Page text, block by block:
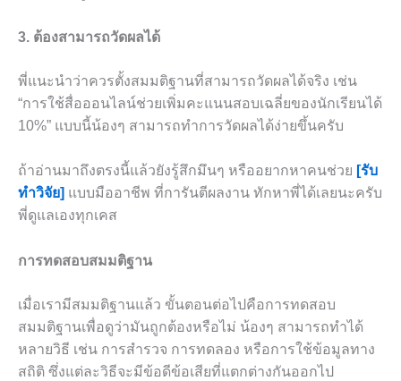
3. ต้องสามารถวัดผลได้
พี่แนะนำว่าควรตั้งสมมติฐานที่สามารถวัดผลได้จริง เช่น
“การใช้สื่อออนไลน์ช่วยเพิ่มคะแนนสอบเฉลี่ยของนักเรียนได้
10%” แบบนี้น้องๆ สามารถทำการวัดผลได้ง่ายขึ้นครับ
ถ้าอ่านมาถึงตรงนี้แล้วยังรู้สึกมึนๆ หรืออยากหาคนช่วย [รับ
ทำวิจัย] แบบมืออาชีพ ที่การันตีผลงาน ทักหาพี่ได้เลยนะครับ
พี่ดูแลเองทุกเคส
การทดสอบสมมติฐาน
เมื่อเรามีสมมติฐานแล้ว ขั้นตอนต่อไปคือการทดสอบ
สมมติฐานเพื่อดูว่ามันถูกต้องหรือไม่ น้องๆ สามารถทำได้
หลายวิธี เช่น การสำรวจ การทดลอง หรือการใช้ข้อมูลทาง
สถิติ ซึ่งแต่ละวิธีจะมีข้อดีข้อเสียที่แตกต่างกันออกไป